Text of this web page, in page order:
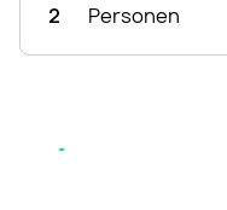
2 Personen